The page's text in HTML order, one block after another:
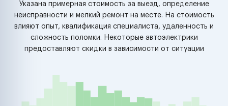
Указана примерная стоимость за выезд, определение
неисправности и мелкий ремонт на месте. На стоимость
влияют опыт, квалификация специалиста, удаленность и
сложность поломки. Некоторые автоэлектрики
предоставляют скидки в зависимости от ситуации